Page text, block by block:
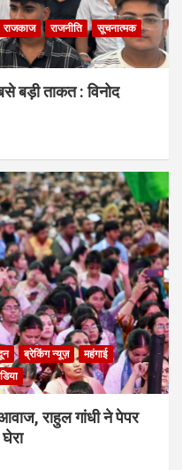
राजकाज राजनीति
सूचनात्मक
बड़ी ताकत : विनोद
ब्रेकिंग न्यूज़
महंगाई
राहुल गांधी ने पेपर